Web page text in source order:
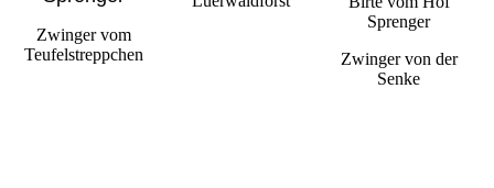
Zwinger vom
Teufelstreppchen
Sprenger
Zwinger von der
Senke